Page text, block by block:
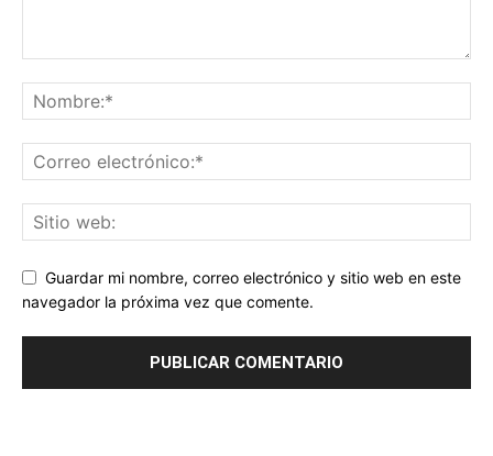
Guardar mi nombre, correo electrónico y sitio web en este
navegador la próxima vez que comente.